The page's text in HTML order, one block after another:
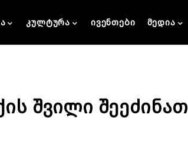
კულტურა ივენთები მედია
შვილი შეეძინათ